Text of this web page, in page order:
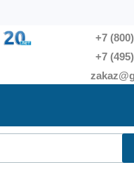
+7
+7